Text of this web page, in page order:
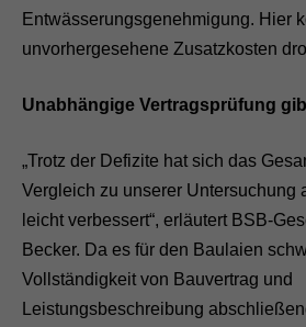
Entwässerungsgenehmigung. Hier
unvorhergesehene Zusatzkosten
Unabhängige Vertragsprüfung
„Trotz der Defizite hat sich das
Vergleich zu unserer Untersuchung
leicht verbessert“, erläutert BSB-
Becker. Da es für den Baulaien
Vollständigkeit von Bauvertrag und
Leistungsbeschreibung